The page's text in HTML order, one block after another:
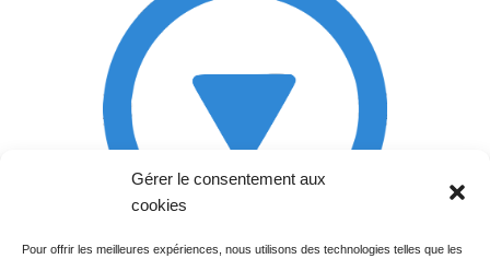
Gérer le consentement aux
cookies
Pour offrir les meilleures expériences, nous utilisons des technologies telles que les